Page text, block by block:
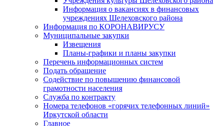
Информация о вакансиях в финансовых
учреждениях Шелеховского района
Информация по КОРОНАВИРУСУ
Муниципальные закупки
Извещения
Планы-графики и планы закупки
Перечень информационных систем
Подать обращение
Содействие по повышению финансовой
грамотности населения
Служба по контракту
Номера телефонов «горячих телефонных линий»
Иркутской области
Главное